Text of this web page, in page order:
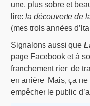
une, plus sobre et
lire:la découverte de
(mes trois années
Signalons aussi que
page Facebook et à
franchement rien de
en arrière. Mais, ça
empêcher le public